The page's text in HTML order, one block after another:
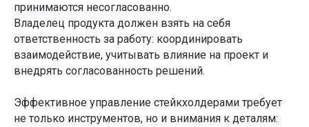
принимаются несогласованно.
Владелец продукта должен взять на себя
ответственность за работу: координировать
взаимодействие, учитывать влияние на проект и
внедрять согласованность решений.
Эффективное управление стейкхолдерами требует
не только инструментов, но и внимания к деталям: